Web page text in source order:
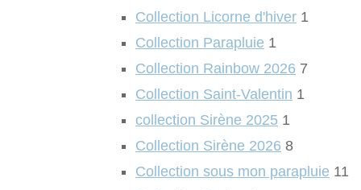
Collection Licorne d'hiver 1
Collection Parapluie 1
Collection Rainbow 2026 7
Collection Saint-Valentin 1
collection Sirène 2025 1
Collection Sirène 2026 8
Collection sous mon parapluie 11